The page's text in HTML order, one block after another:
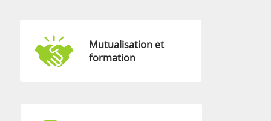
Mutualisation et
formation